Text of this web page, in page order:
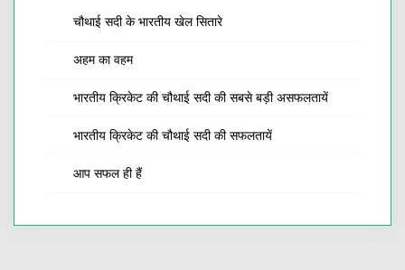
चौथाई सदी के भारतीय खेल सितारे
अहम का वहम
भारतीय क्रिकेट की चौथाई सदी की सबसे बड़ी असफलतायें
भारतीय क्रिकेट की चौथाई सदी की सफलतायें
आप सफल ही हैं